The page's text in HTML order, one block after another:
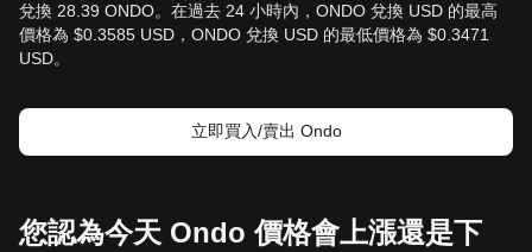
兌換 28.39 ONDO。在過去 24 小時內，ONDO 兌換 USD 的最高
價格為 $0.3585 USD，ONDO 兌換 USD 的最低價格為 $0.3471
USD。
立即買入/賣出 Ondo
您認為今天 Ondo 價格會上漲還是下